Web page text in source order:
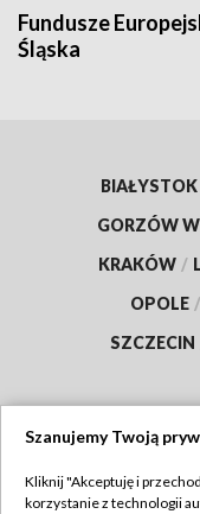
Fundusze
Śląska
BIAŁYSTOK
GORZÓW
KRAKÓW /
OPOLE /
SZCZECIN
Szanujemy Twoją
Kliknij "Akceptuję i
korzystanie z technologii